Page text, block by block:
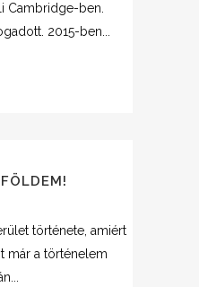
Cambridge-ben.
2015-ben...
története, amiért
már a történelem